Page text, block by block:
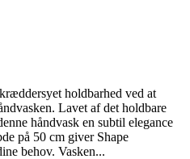
holdbarhed ved at
Lavet af det holdbare
håndvask en subtil elegance
på 50 cm giver Shape
behov. Vasken...